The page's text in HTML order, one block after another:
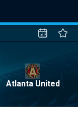
Atlanta United